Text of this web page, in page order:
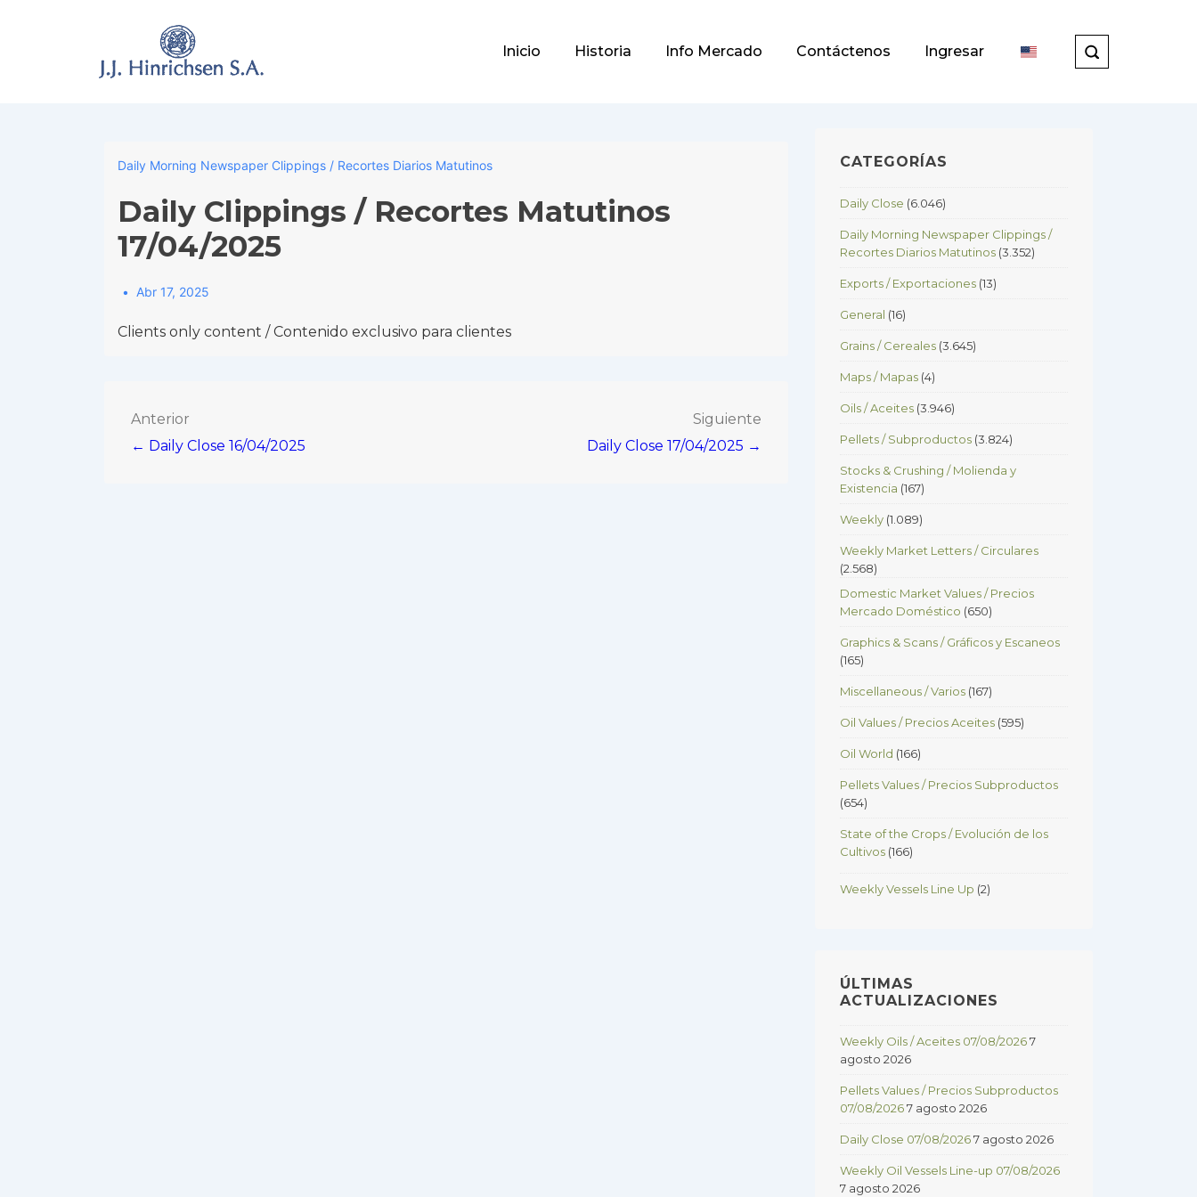
Main
Inicio Historia Info Mercado Contáctenos Ingresar
Daily Morning Newspaper Clippings / Recortes Diarios Matutinos
Daily Clippings / Recortes Matutinos
17/04/2025
Abr 17, 2025
Clients only content / Contenido exclusivo para clientes
Navegación
de
Anterior
← Daily Close 16/04/2025
Siguiente
Daily Close 17/04/2025 →
CATEGORÍAS
Daily Close (6.046)
Daily Morning Newspaper Clippings /
Recortes Diarios Matutinos (3.352)
Exports / Exportaciones (13)
General (16)
Grains / Cereales (3.645)
Maps / Mapas (4)
Oils / Aceites (3.946)
Pellets / Subproductos (3.824)
Stocks & Crushing / Molienda y
Existencia (167)
Weekly (1.089)
Weekly Market Letters / Circulares
(2.568)
Domestic Market Values / Precios
Mercado Doméstico (650)
Graphics & Scans / Gráficos y Escaneos
(165)
Miscellaneous / Varios (167)
Oil Values / Precios Aceites (595)
Oil World (166)
Pellets Values / Precios Subproductos
(654)
State of the Crops / Evolución de los
Cultivos (166)
Weekly Vessels Line Up (2)
ÚLTIMAS
ACTUALIZACIONES
Weekly Oils / Aceites 07/08/20267
agosto 2026
Pellets Values / Precios Subproductos
07/08/20267 agosto 2026
Daily Close 07/08/20267 agosto 2026
Weekly Oil Vessels Line-up 07/08/2026
7 agosto 2026